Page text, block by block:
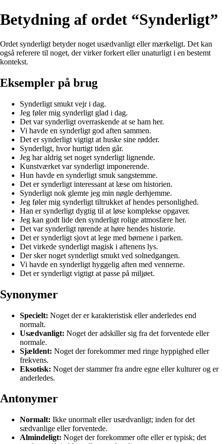
Betydning af ordet “Synderligt”
Ordet synderligt betyder noget usædvanligt eller mærkeligt. Det kan
også referere til noget, der virker forkert eller unaturligt i en bestemt
kontekst.
Eksempler på brug
Synderligt smukt vejr i dag.
Jeg føler mig synderligt glad i dag.
Det var synderligt overraskende at se ham her.
Vi havde en synderligt god aften sammen.
Det er synderligt vigtigt at huske sine rødder.
Synderligt, hvor hurtigt tiden går.
Jeg har aldrig set noget synderligt lignende.
Kunstværket var synderligt imponerende.
Hun havde en synderligt smuk sangstemme.
Det er synderligt interessant at læse om historien.
Synderligt nok glemte jeg min nøgle derhjemme.
Jeg føler mig synderligt tiltrukket af hendes personlighed.
Han er synderligt dygtig til at løse komplekse opgaver.
Jeg kan godt lide den synderligt rolige atmosfære her.
Det var synderligt rørende at høre hendes historie.
Det er synderligt sjovt at lege med børnene i parken.
Det virkede synderligt magisk i aftenens lys.
Der sker noget synderligt smukt ved solnedgangen.
Vi havde en synderligt hyggelig aften med vennerne.
Det er synderligt vigtigt at passe på miljøet.
Synonymer
Specielt: Noget der er karakteristisk eller anderledes end
normalt.
Usædvanligt: Noget der adskiller sig fra det forventede eller
normale.
Sjældent: Noget der forekommer med ringe hyppighed eller
frekvens.
Eksotisk: Noget der stammer fra andre egne eller kulturer og er
anderledes.
Antonymer
Normalt: Ikke unormalt eller usædvanligt; inden for det
sædvanlige eller forventede.
Almindeligt: Noget der forekommer ofte eller er typisk; det